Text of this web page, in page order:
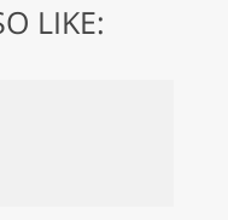
LIKE: